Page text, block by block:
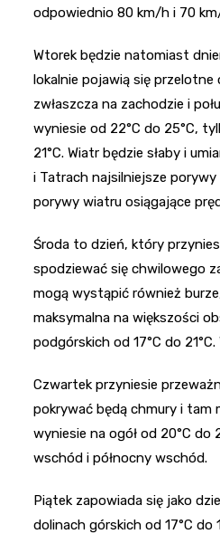
odpowiednio 80 km/h i 70
Wtorek będzie natomiast
lokalnie pojawią się przelotne
zwłaszcza na zachodzie i
wyniesie od 22°C do 25°C,
21°C. Wiatr będzie słaby i
i Tatrach najsilniejsze
porywy wiatru osiągające
Środa to dzień, który
spodziewać się chwilowego
mogą wystąpić również
maksymalna na większości
podgórskich od 17°C do
Czwartek przyniesie
pokrywać będą chmury i tam
wyniesie na ogół od 20°C
wschód i północny wschód.
Piątek zapowiada się jako
dolinach górskich od 17°C do